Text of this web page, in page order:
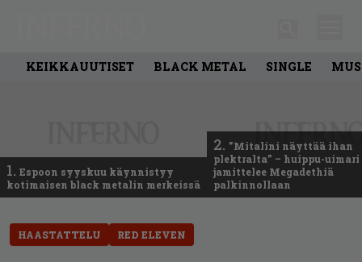
KEIKKAUUTISET BLACK METAL SINGLE
1. Espoon syyskuu käynnistyy
kotimaisen black metalin merkeissä
2. ”Mitalini näyttää ihan
plektralta” – huippu-uimari
jamittelee Megadethiä
palkinnollaan
HAASTATTELU RED ELEVEN